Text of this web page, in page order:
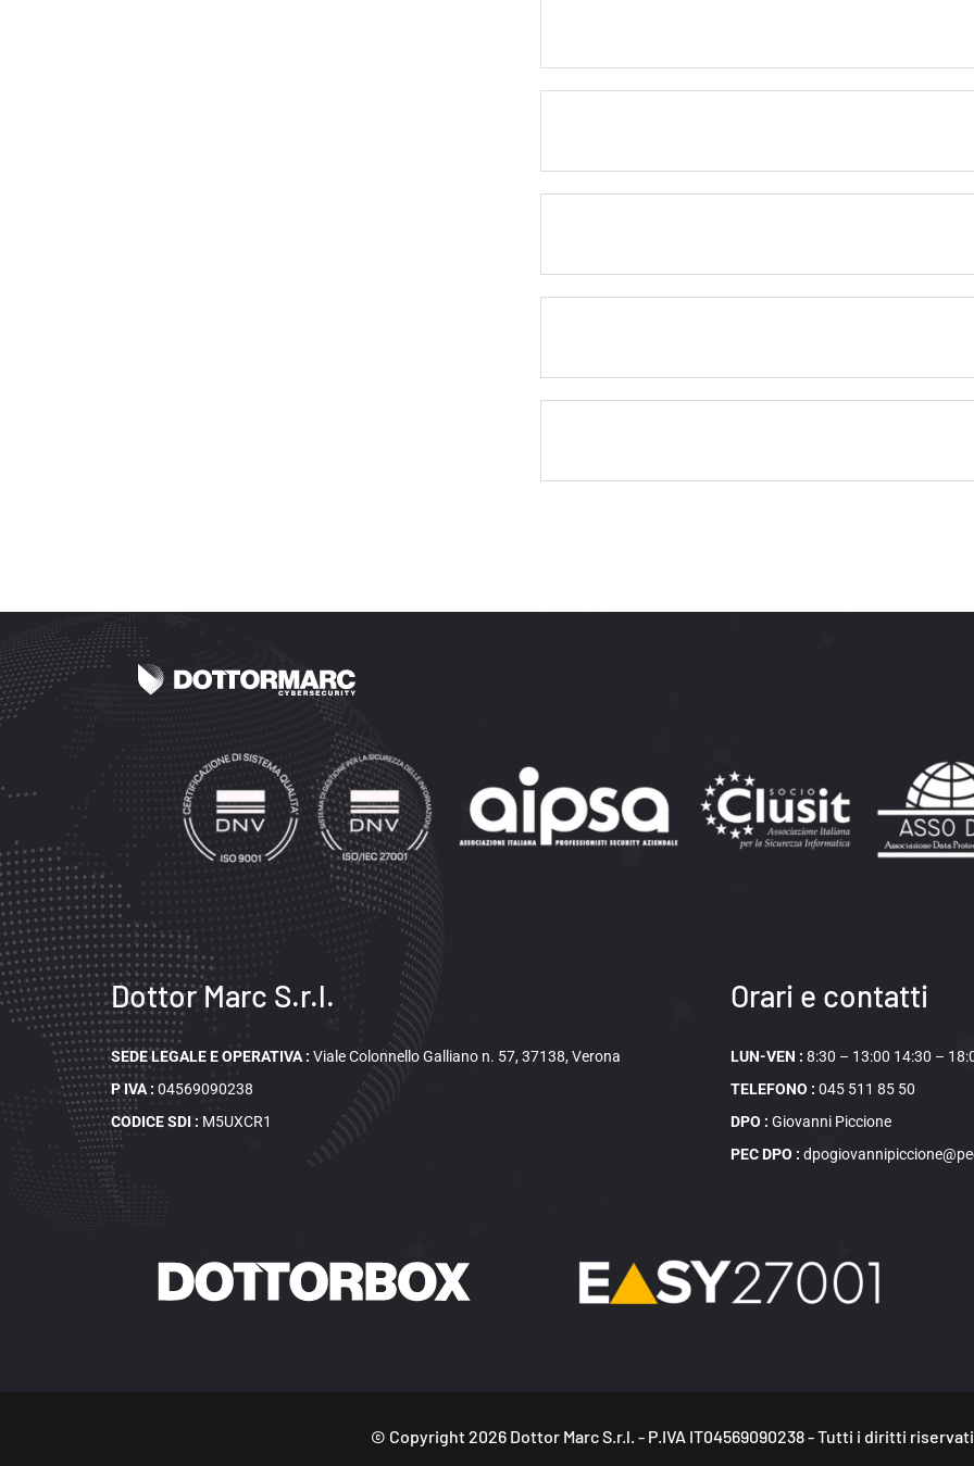
Dottor Marc S.r.l.
SEDE LEGALE E OPERATIVA:Viale Colonnello Galliano n. 57, 37138, Verona
P IVA :04569090238
CODICE SDI : M5UXCR1
Orari e contatti
LUN-VEN :8:30 – 13:00 14:30 –
TELEFONO :045 511 85 50
DPO :Giovanni Piccione
PEC DPO :
© Copyright2026Dottor Marc S.r.l. - P.IVA IT04569090238 - Tutti i diritti